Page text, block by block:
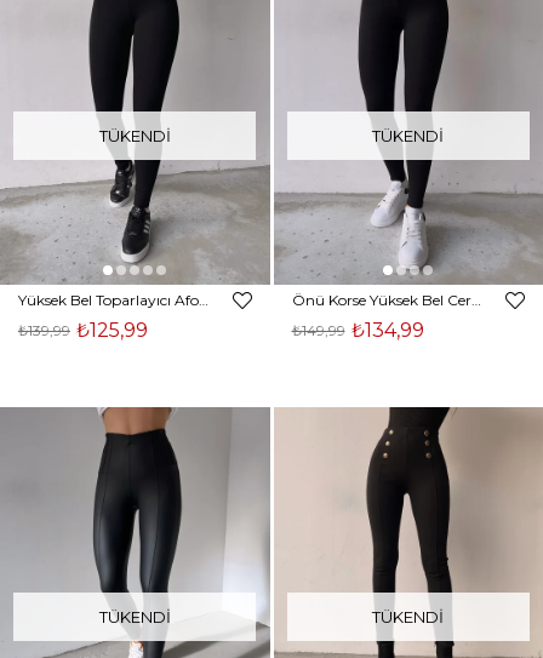
TÜKENDI
₺125,99
₺139,99
TÜKENDI
Önü Korse Yüksek Bel Cerveja Kadın Siyah Tayt 23K000203
₺134,99
₺149,99
TÜKENDI TÜKENDI